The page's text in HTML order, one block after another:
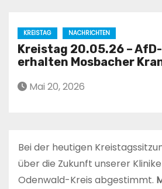
KREISTAG NACHRICHTEN
Kreistag 20.05.26 –
erhalten Mosbacher
Mai 20, 2026
Bei der heutigen
über die Zukunft unserer
Odenwald-Kreis abgestimmt.